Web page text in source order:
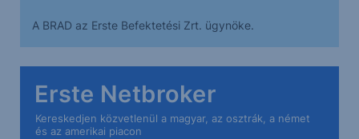
A BRAD az Erste Befektetési Zrt. ügynöke.
Erste Netbroker
Kereskedjen közvetlenül a magyar, az osztrák, a német
és az amerikai piacon